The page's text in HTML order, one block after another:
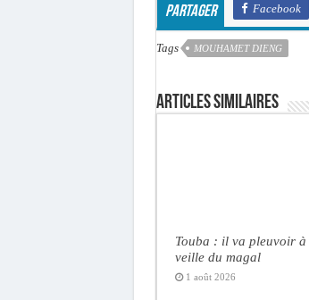
Partager Facebook
Tags MOUHAMET DIENG
Articles similaires
Touba : il va pleuvoir à
veille du magal
1 août 2026